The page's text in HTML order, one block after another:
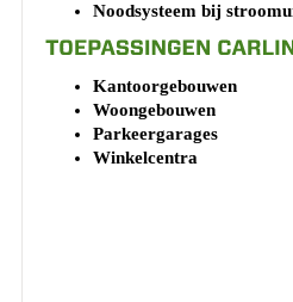
Noodsysteem bij
Kantoorgebouwen
Woongebouwen
Parkeergarages
Winkelcentra